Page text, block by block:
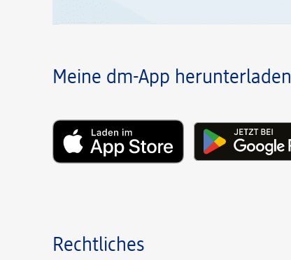
Meine dm-App herunterladen
Rechtliches